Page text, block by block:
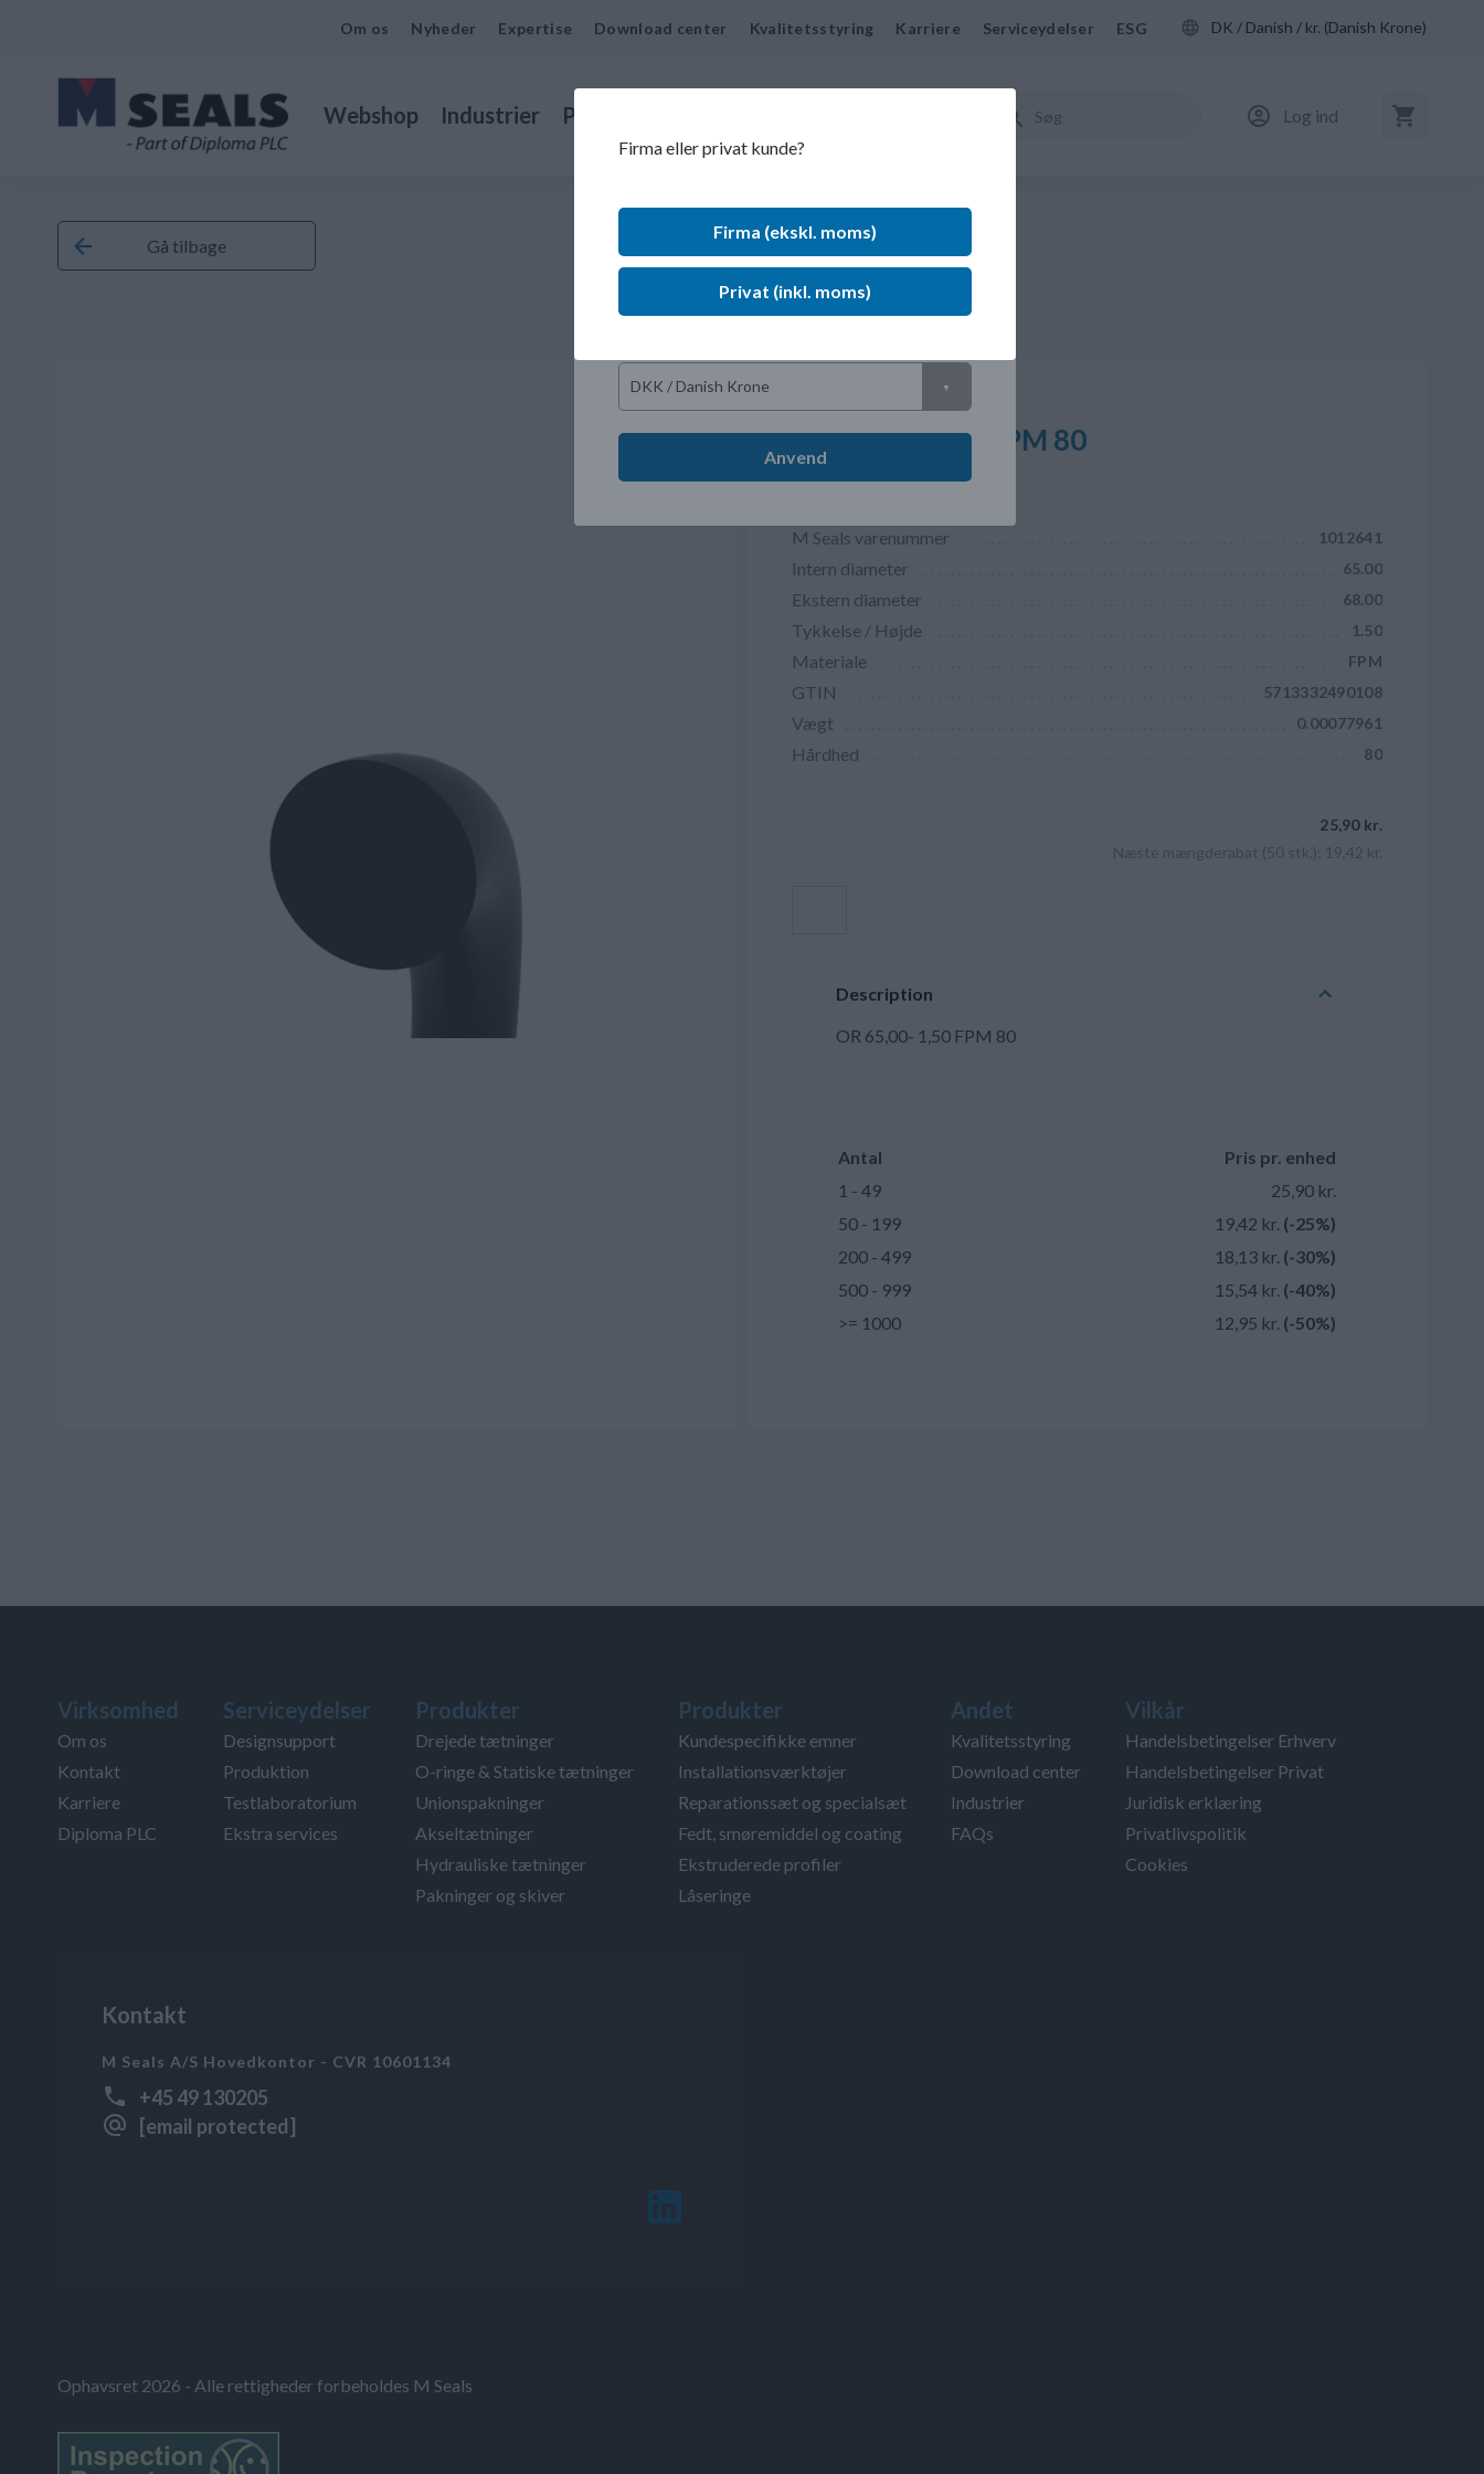
Om os Nyheder Expertise Download center Kvalitetsstyring Karriere Serviceydelser ESG DK / Danish / kr. (Danish Krone)
Webshop Industrier Produkter Log ind
Gå tilbage
OR 65,00- 1,50 FPM 80
Ikke på lager
M Seals varenummer 1012641
Intern diameter 65.00
Ekstern diameter 68.00
Tykkelse / Højde 1.50
Materiale FPM
GTIN 5713332490108
Vægt 0.00077961
Hårdhed 80
25,90 kr.
Næste mængderabat (50 stk.): 19,42 kr.
Description
OR 65,00- 1,50 FPM 80
Antal
Pris pr. enhed
1 - 49
25,90 kr.
50 - 199
19,42 kr. (-25%)
200 - 499
18,13 kr. (-30%)
500 - 999
15,54 kr. (-40%)
>= 1000
12,95 kr. (-50%)
Virksomhed
Om os
Kontakt
Karriere
Diploma PLC
Serviceydelser
Designsupport
Produktion
Testlaboratorium
Ekstra services
Produkter
Drejede tætninger
O-ringe & Statiske tætninger
Unionspakninger
Akseltætninger
Hydrauliske tætninger
Pakninger og skiver
Produkter
Kundespecifikke emner
Installationsværktøjer
Reparationssæt og specialsæt
Fedt, smøremiddel og coating
Ekstruderede profiler
Låseringe
Andet
Kvalitetsstyring
Download center
Industrier
FAQs
Vilkår
Handelsbetingelser Erhverv
Handelsbetingelser Privat
Juridisk erklæring
Privatlivspolitik
Cookies
Kontakt
M Seals A/S Hovedkontor - CVR 10601134
+45 49 130205
[email protected]
Ophavsret 2026 - Alle rettigheder forbeholdes M Seals
Sprog
Anvend
Firma eller privat kunde?
Firma (ekskl. moms)
Privat (inkl. moms)